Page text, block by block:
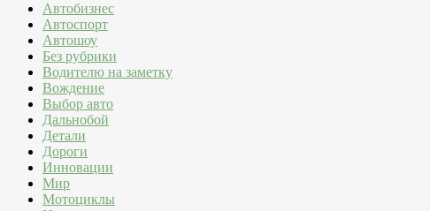
Автобизнес
Автоспорт
Автошоу
Без рубрики
Водителю на заметку
Вождение
Выбор авто
Дальнобой
Детали
Дороги
Инновации
Мир
Мотоциклы